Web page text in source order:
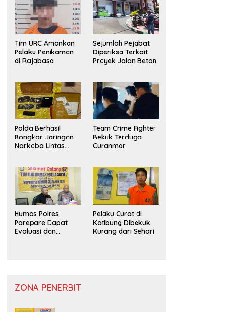
Tim URC Amankan
Pelaku Penikaman
di Rajabasa
Sejumlah Pejabat
Diperiksa Terkait
Proyek Jalan Beton
Polda Berhasil
Bongkar Jaringan
Narkoba Lintas
Team Crime Fighter
Bekuk Terduga
Curanmor
Humas Polres
Parepare Dapat
Evaluasi dan
Pelaku Curat di
Katibung Dibekuk
Kurang dari Sehari
ZONA PENERBIT